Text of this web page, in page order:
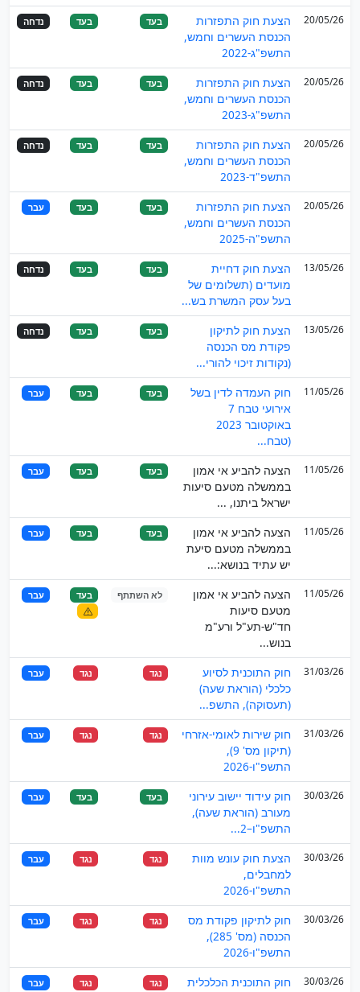
20/05/26
הצעת חוק התפזרות
הכנסת העשרים וחמש,
התשפ"ג-2022
בעד בעד נדחה
20/05/26
הצעת חוק התפזרות
הכנסת העשרים וחמש,
התשפ"ג-2023
בעד בעד נדחה
20/05/26
הצעת חוק התפזרות
הכנסת העשרים וחמש,
התשפ"ד-2023
בעד בעד נדחה
20/05/26
הצעת חוק התפזרות
הכנסת העשרים וחמש,
התשפ"ה-2025
בעד בעד עבר
13/05/26
הצעת חוק דחיית
מועדים (תשלומים של
בעל עסק המשרת בש...
בעד בעד נדחה
13/05/26
הצעת חוק לתיקון
פקודת מס הכנסה
(נקודות זיכוי להורי...
בעד בעד נדחה
11/05/26
חוק העמדה לדין בשל
אירועי טבח 7
באוקטובר 2023
(טבח...
בעד בעד עבר
11/05/26
הצעה להביע אי אמון
בממשלה מטעם סיעות
ישראל ביתנו, ...
בעד בעד עבר
11/05/26
הצעה להביע אי אמון
בממשלה מטעם סיעת
יש עתיד בנושא:...
בעד בעד עבר
11/05/26
הצעה להביע אי אמון
מטעם סיעות
חד"ש-תע"ל ורע"מ
בנוש...
לא השתתף בעד עבר
31/03/26
חוק התוכנית לסיוע
כלכלי (הוראת שעה)
(תעסוקה), התשפ...
נגד נגד עבר
31/03/26
חוק שירות לאומי-אזרחי
(תיקון מס' 9),
התשפ"ו-2026
נגד נגד עבר
30/03/26
חוק עידוד יישוב עירוני
מעורב (הוראת שעה),
התשפ"ו–2...
בעד בעד עבר
30/03/26
הצעת חוק עונש מוות
למחבלים,
התשפ"ו-2026
נגד נגד עבר
30/03/26
חוק לתיקון פקודת מס
הכנסה (מס' 285),
התשפ"ו-2026
נגד נגד עבר
30/03/26
חוק התוכנית הכלכלית
נגד נגד עבר